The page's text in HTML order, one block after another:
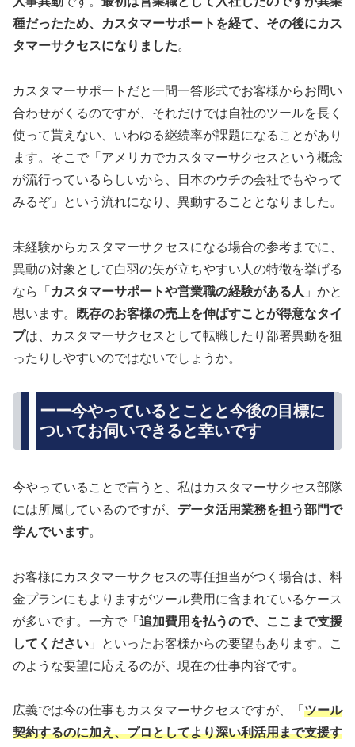
種だったため、カスタマーサポートを経て、その後にカス
タマーサクセスになりました。
カスタマーサポートだと一問一答形式でお客様からお問い
合わせがくるのですが、それだけでは自社のツールを長く
使って貰えない、いわゆる継続率が課題になることがあり
ます。そこで「アメリカでカスタマーサクセスという概念
が流行っているらしいから、日本のウチの会社でもやって
みるぞ」という流れになり、異動することとなりました。
未経験からカスタマーサクセスになる場合の参考までに、
異動の対象として白羽の矢が立ちやすい人の特徴を挙げる
なら「 カスタマーサポートや営業職の経験がある人 」かと
思います。
既存のお客様の売上を伸ばすことが得意なタイ
プは、カスタマーサクセスとして転職したり部署異動を狙
ったりしやすいのではないでしょうか。
ーー今やっているとことと今後の目標に
ついてお伺いできると幸いです
今やっていることで言うと、私はカスタマーサクセス部隊
には所属しているのですが、 データ活用業務を担う部門で
学んでいます。
お客様にカスタマーサクセスの専任担当がつく場合は、料
金プランにもよりますがツール費用に含まれているケース
が多いです。一方で「 追加費用を払うので、ここまで支援
してください 」といったお客様からの要望もあります。こ
のような要望に応えるのが、現在の仕事内容です。
広義では今の仕事もカスタマーサクセスですが、「 ツール
契約するのに加え、プロとしてより深い利活用まで支援す